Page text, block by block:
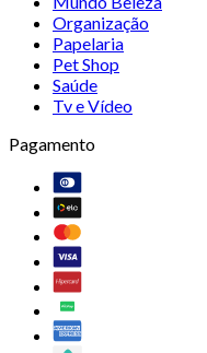
Organização
Papelaria
Pet Shop
Saúde
Tv e Vídeo
Pagamento